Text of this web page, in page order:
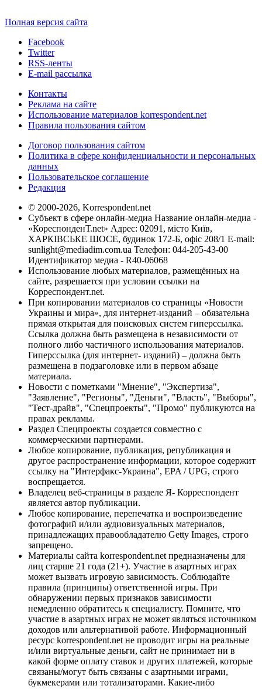
Полная версия сайта
Facebook
Twitter
RSS-ленты
E-mail рассылка
Контакты
Реклама на сайте
Использование материалов korrespondent.net
Правила пользования сайтом
Договор пользования сайтом
Политика в сфере конфиденциальности и персональных
данных
Пользовательское соглашение
Редакция
© 2000-2026, Korrespondent.net
Субъект в сфере онлайн-медиа Название онлайн-медиа -
«КореспонденТ.net» Адрес: 02091, місто Київ,
ХАРКІВСЬКЕ ШОСЕ, будинок 172-Б, офіс 208/1 E-mail:
sunlight@mediadim.com.ua Телефон: 044-205-43-00
Идентификатор медиа - R40-06068
Использование любых материалов, размещённых на
сайте, разрешается при условии ссылки на
Корреспондент.net.
При копировании материалов со страницы «Новости
Украины и мира», для интернет-изданий – обязательна
прямая открытая для поисковых систем гиперссылка.
Ссылка должна быть размещена в независимости от
полного либо частичного использования материалов.
Гиперссылка (для интернет- изданий) – должна быть
размещена в подзаголовке или в первом абзаце
материала.
Новости с пометками "Мнение", "Экспертиза",
"Заявление", "Регионы", "Деньги", "Власть", "Выборы",
"Тест-драйв", "Спецпроекты", "Промо" публикуются на
правах рекламы.
Раздел Спецпроекты создается совместно с
коммерческими партнерами.
Любое копирование, публикация, републикация и
другое распространение информации, которое содержит
ссылку на "Интерфакс-Украина", EPA / UPG, строго
воспрещается.
Владелец веб-страницы в разделе Я- Корреспондент
является автор публикации.
Любое копирование, перепечатка и воспроизведение
фотографий и/или аудиовизуальных материалов,
принадлежащих правообладателю Getty Images, строго
запрещено.
Материалы сайта korrespondent.net предназначены для
лиц старше 21 года (21+). Участие в азартных играх
может вызвать игровую зависимость. Соблюдайте
правила (принципы) ответственной игры. При
обнаружении первых признаков зависимости
немедленно обратитесь к специалисту. Помните, что
участие в азартных играх не может являться источником
доходов или альтернативой работе. Информационный
ресурс korrespondent.net не проводит игры на реальные
и/или виртуальные деньги, сайт не принимает ни в
какой форме оплату ставок и других платежей, которые
связаны/могут быть связаны с азартными играми,
букмекерами или тотализаторами. Какие-либо